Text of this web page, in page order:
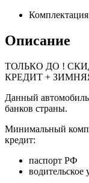
Комплектация
Описание
ТОЛЬКО ДО !
КРЕДИТ +
Данный
банков страны.
Минимальный
кредит:
паспорт РФ
водительское